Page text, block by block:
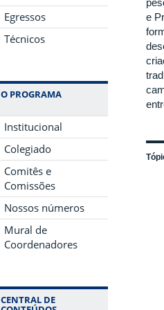
Egressos
Técnicos
O PROGRAMA
Institucional
Colegiado
Comitês e
Comissões
Nossos números
Mural de
Coordenadores
CENTRAL DE
e